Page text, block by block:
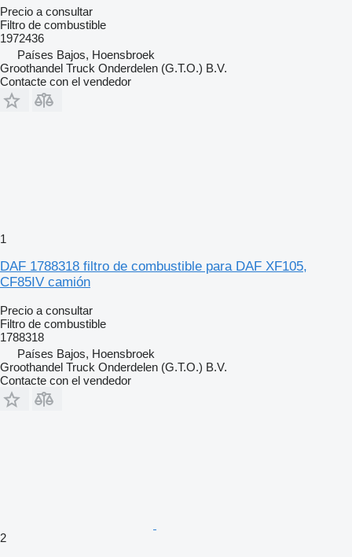
Precio a consultar
Filtro de combustible
1972436
Países Bajos, Hoensbroek
Groothandel Truck Onderdelen (G.T.O.) B.V.
Contacte con el vendedor
1
DAF 1788318 filtro de combustible para DAF XF105,
CF85IV camión
Precio a consultar
Filtro de combustible
1788318
Países Bajos, Hoensbroek
Groothandel Truck Onderdelen (G.T.O.) B.V.
Contacte con el vendedor
2